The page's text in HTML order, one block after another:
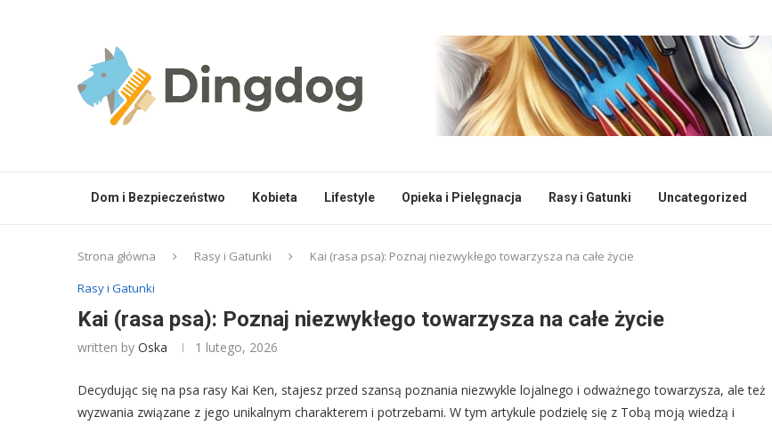
Dom i Bezpieczeństwo Kobieta Lifestyle Opieka i Pielęgnacja Rasy i Gatunki Uncategorized
Strona główna Rasy i Gatunki
Kai (rasa psa): Poznaj niezwykłego towarzysza na całe życie
Rasy i Gatunki
Kai (rasa psa): Poznaj niezwykłego towarzysza na całe życie
written by Oska 1 lutego, 2026
Decydując się na psa rasy Kai Ken, stajesz przed szansą poznania niezwykle lojalnego i odważnego towarzysza, ale też
wyzwania związane z jego unikalnym charakterem i potrzebami. W tym artykule podzielę się z Tobą moją wiedzą i